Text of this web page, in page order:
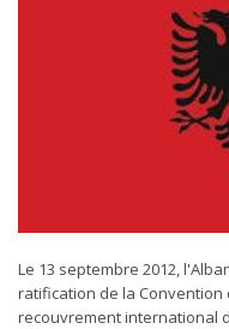
Le 13 septembre 2012,
ratification de la Convention
recouvrement international